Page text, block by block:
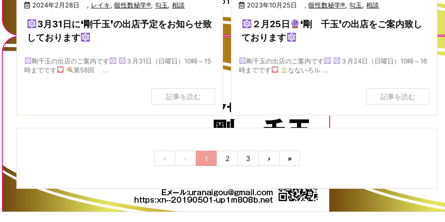
2024年2月28日 , レイキ,個性数秘学®, 勾玉, 相談
3月31日に❛剛千玉❜の出店予定をお知らせ致
しております
剛千玉の出店のご案内です
３月31日（日曜日）10時～15
時までです
第58回 ...
記事を読む
2023年10月25日 ,個性数秘学®,勾玉,相談
２月25日
❛剛 千玉❜の出店をご案内致し
ております
剛千玉の出店のご案内です
３月24日（日曜日）10時～16
時までです
なないろル ...
記事を読む
« ‹ 1 2 3 › »